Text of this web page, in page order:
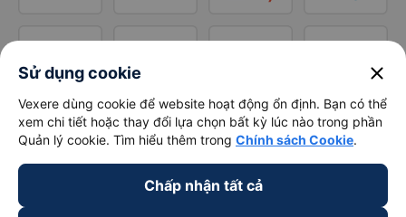
Sử dụng cookie close
Vexere dùng cookie để website hoạt động ổn định. Bạn có thể
xem chi tiết hoặc thay đổi lựa chọn bất kỳ lúc nào trong phần
Quản lý cookie. Tìm hiểu thêm trong Chính sách Cookie.
Chấp nhận tất cả